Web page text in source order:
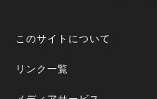
このサイトについて
リンク一覧